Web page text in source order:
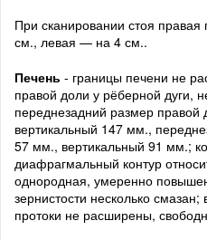
При сканировании стоя
см., левая — на 4 см..
Печень - границы печени не
правой доли у рёберной дуги,
переднезадний размер правой
вертикальный 147 мм.,
57 мм., вертикальный 91 мм.;
диафрагмальный контур
однородная, умеренно
зернистости несколько
протоки не расширены,